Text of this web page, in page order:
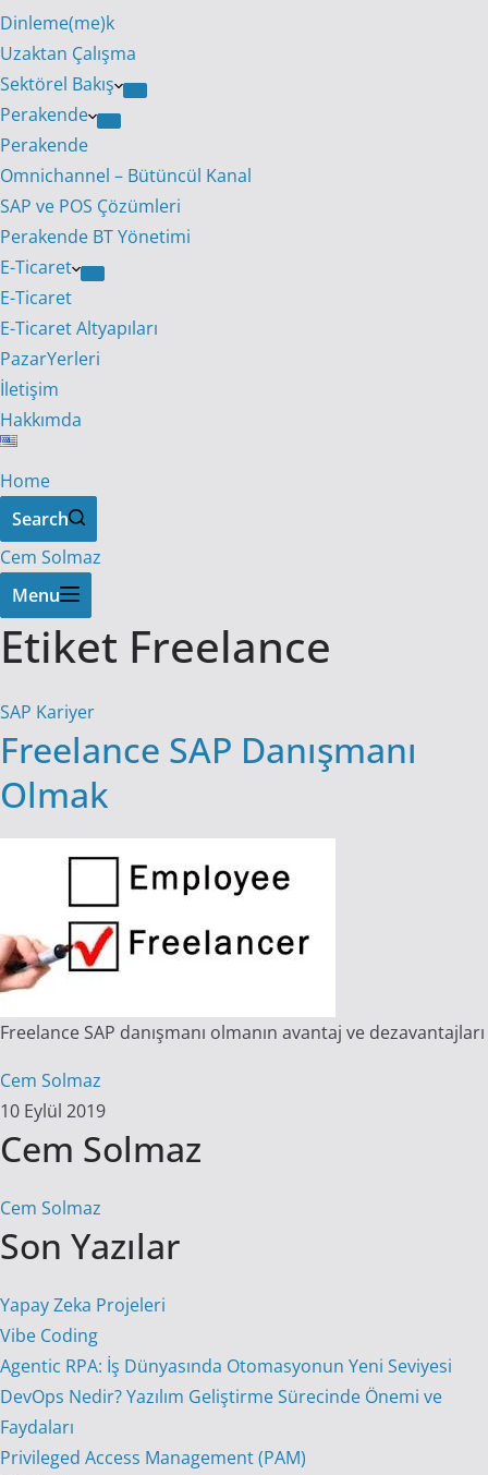
Dinleme(me)k
Uzaktan Çalışma
Sektörel Bakış
Perakende
Perakende
Omnichannel – Bütüncül Kanal
SAP ve POS Çözümleri
Perakende BT Yönetimi
E-Ticaret
E-Ticaret
E-Ticaret Altyapıları
PazarYerleri
İletişim
Hakkımda
Home
Search
Cem Solmaz
Menu
Etiket Freelance
SAP Kariyer
Freelance SAP Danışmanı
Olmak
Freelance SAP danışmanı olmanın avantaj ve dezavantajları
Cem Solmaz
10 Eylül 2019
Cem Solmaz
Cem Solmaz
Son Yazılar
Yapay Zeka Projeleri
Vibe Coding
Agentic RPA: İş Dünyasında Otomasyonun Yeni Seviyesi
DevOps Nedir? Yazılım Geliştirme Sürecinde Önemi ve
Faydaları
Privileged Access Management (PAM)